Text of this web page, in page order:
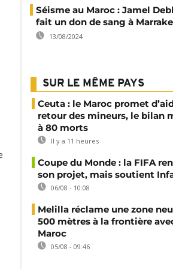
Séisme au Maroc : Jamel
fait un don de sang à
13/08/2024
SUR LE MÊME PAYS
Ceuta : le Maroc promet
retour des mineurs, le bilan
à 80 morts
Il y a 11 heures
Coupe du Monde : la FIFA
son projet, mais soutient
06/08 - 10:08
Melilla réclame une zone
500 mètres à la frontière
Maroc
05/08 - 09:46